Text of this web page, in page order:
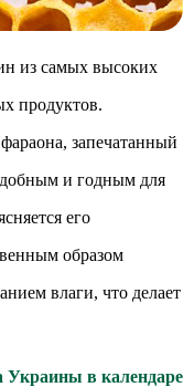
из самых высоких
продуктов.
запечатанный
и годным для
его
образом
влаги, что делает
Украины в календаре